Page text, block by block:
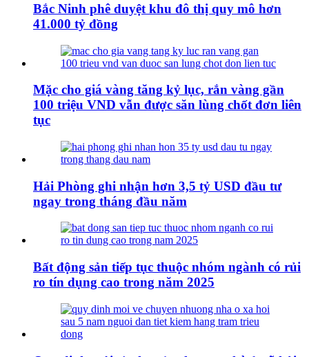
Bắc Ninh phê duyệt khu đô thị quy mô hơn
41.000 tỷ đồng
Mặc cho giá vàng tăng kỷ lục, rắn vàng gần
100 triệu VND vẫn được săn lùng chốt đơn liên
tục
Hải Phòng ghi nhận hơn 3,5 tỷ USD đầu tư
ngay trong tháng đầu năm
Bất động sản tiếp tục thuộc nhóm ngành có rủi
ro tín dụng cao trong năm 2025